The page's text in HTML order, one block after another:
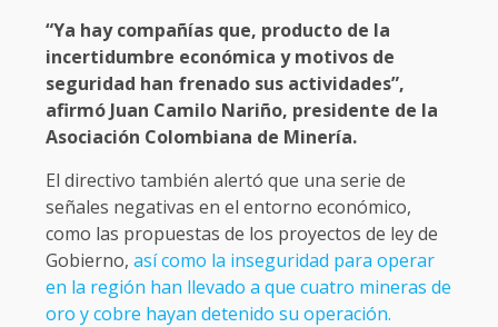
“Ya hay compañías que, producto de la
incertidumbre económica y motivos de
seguridad han frenado sus actividades”,
afirmó Juan Camilo Nariño, presidente de la
Asociación Colombiana de Minería.
El directivo también alertó que una serie de
señales negativas en el entorno económico,
como las propuestas de los proyectos de ley de
Gobierno, así como la inseguridad para operar
en la región han llevado a que cuatro mineras de
oro y cobre hayan detenido su operación.